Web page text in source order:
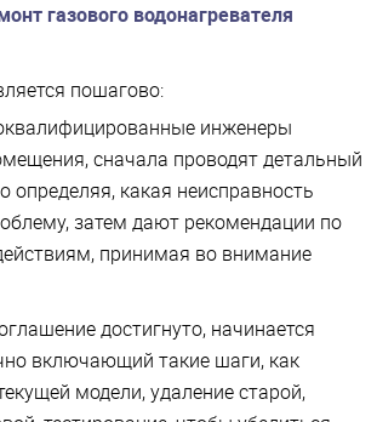
газового водонагревателя
пошагово:
инженеры
сначала проводят детальный
определяя, какая неисправность
затем дают рекомендации по
принимая во внимание
достигнуто, начинается
включающий такие шаги, как
модели, удаление старой,